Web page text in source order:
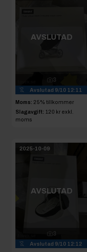
AVSLUTAD
3
Avslutad 9/10 12:11
Moms: 25% tillkommer
Slagavgift: 120 kr exkl.
moms
2025-10-09
AVSLUTAD
3
Avslutad 9/10 12:12